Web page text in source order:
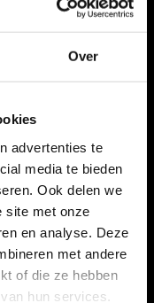
Over
advertenties te
media te bieden
Ook delen we
site met onze
en analyse. Deze
met andere
of die ze hebben
hun services.